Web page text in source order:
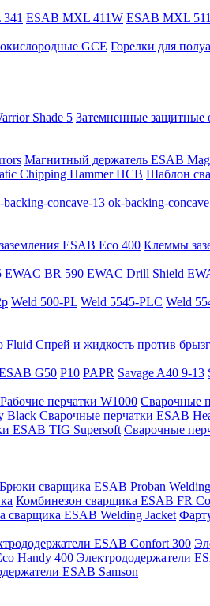
ESAB MXL 411W ESAB MXL
GCE Горелки для
Shade 5 Затемненные защитные
Магнитный держатель ESAB
Chipping Hammer HCB Шаблон
backing-concave-13 ok-backing-
ESAB Eco 400 Клеммы
EWAC BR 590 EWAC Drill Shield
Weld 500-PL Weld 5545-PLC Weld
Fluid Спрей и жидкость против
G50 P10 PAPR Savage A40 9-13
Рабочие перчатки W1000 Сварочные
Black Сварочные перчатки ESAB
ESAB TIG Supersoft Сварочные
Брюки сварщика ESAB Proban
Комбинезон сварщика ESAB FR
сварщика ESAB Welding Jacket
ESAB Confort 300
Handy 400 Электрододержатели
ESAB Samson